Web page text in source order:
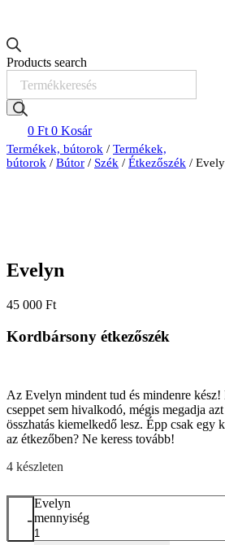
Products search
0 Ft 0 Kosár
Termékek, bútorok / Termékek,
bútorok / Bútor / Szék / Étkezőszék /
Evelyn
45 000 Ft
Kordbársony étkezőszék
Az Evelyn mindent tud és mindenre
cseppet sem hivalkodó, mégis megadja
összhatás kiemelkedő lesz. Épp csak egy
az étkezőben? Ne keress tovább!
4 készleten
-
Evelyn
mennyiség